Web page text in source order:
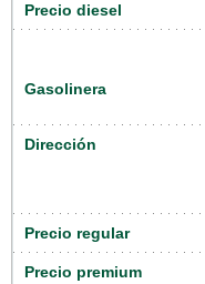
Precio diesel
Gasolinera
Dirección
Precio regular
Precio premium